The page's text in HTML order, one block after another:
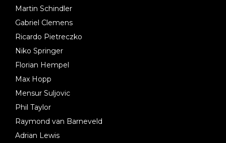
Martin Schindler
Gabriel Clemens
Ricardo Pietreczko
Niko Springer
Florian Hempel
Max Hopp
Mensur Suljovic
Phil Taylor
Raymond van Barneveld
Adrian Lewis